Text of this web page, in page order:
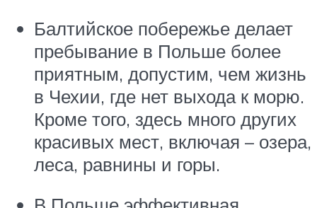
Балтийское побережье делает
пребывание в Польше более
приятным, допустим, чем жизнь
в Чехии, где нет выхода к морю.
Кроме того, здесь много других
красивых мест, включая – озера,
леса, равнины и горы.